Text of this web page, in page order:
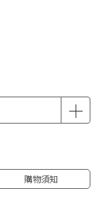
購物須知